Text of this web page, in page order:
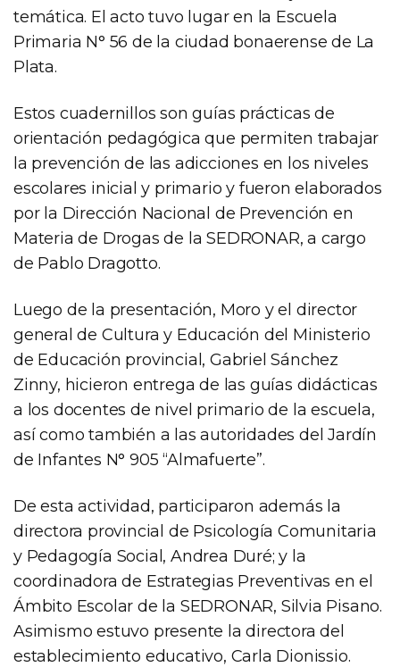
temática. El acto tuvo lugar en la Escuela
Primaria N° 56 de la ciudad bonaerense de La
Plata.
Estos cuadernillos son guías prácticas de
orientación pedagógica que permiten trabajar
la prevención de las adicciones en los niveles
escolares inicial y primario y fueron elaborados
por la Dirección Nacional de Prevención en
Materia de Drogas de la SEDRONAR, a cargo
de Pablo Dragotto.
Luego de la presentación, Moro y el director
general de Cultura y Educación del Ministerio
de Educación provincial, Gabriel Sánchez
Zinny, hicieron entrega de las guías didácticas
a los docentes de nivel primario de la escuela,
así como también a las autoridades del Jardín
de Infantes N° 905 “Almafuerte”.
De esta actividad, participaron además la
directora provincial de Psicología Comunitaria
y Pedagogía Social, Andrea Duré; y la
coordinadora de Estrategias Preventivas en el
Ámbito Escolar de la SEDRONAR, Silvia Pisano.
Asimismo estuvo presente la directora del
establecimiento educativo, Carla Dionissio.